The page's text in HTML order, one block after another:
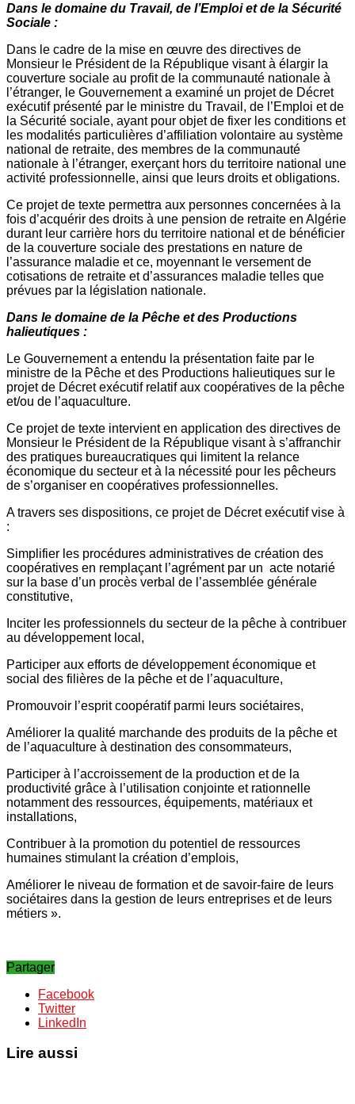
Dans le domaine du Travail, de l’Emploi et de la Sécurité
Sociale :
Dans le cadre de la mise en œuvre des directives de
Monsieur le Président de la République visant à élargir la
couverture sociale au profit de la communauté nationale à
l’étranger, le Gouvernement a examiné un projet de Décret
exécutif présenté par le ministre du Travail, de l’Emploi et de
la Sécurité sociale, ayant pour objet de fixer les conditions et
les modalités particulières d’affiliation volontaire au système
national de retraite, des membres de la communauté
nationale à l’étranger, exerçant hors du territoire national une
activité professionnelle, ainsi que leurs droits et obligations.
Ce projet de texte permettra aux personnes concernées à la
fois d’acquérir des droits à une pension de retraite en Algérie
durant leur carrière hors du territoire national et de bénéficier
de la couverture sociale des prestations en nature de
l’assurance maladie et ce, moyennant le versement de
cotisations de retraite et d’assurances maladie telles que
prévues par la législation nationale.
Dans le domaine de la Pêche et des Productions
halieutiques :
Le Gouvernement a entendu la présentation faite par le
ministre de la Pêche et des Productions halieutiques sur le
projet de Décret exécutif relatif aux coopératives de la pêche
et/ou de l’aquaculture.
Ce projet de texte intervient en application des directives de
Monsieur le Président de la République visant à s’affranchir
des pratiques bureaucratiques qui limitent la relance
économique du secteur et à la nécessité pour les pêcheurs
de s’organiser en coopératives professionnelles.
A travers ses dispositions, ce projet de Décret exécutif vise à
:
Simplifier les procédures administratives de création des
coopératives en remplaçant l’agrément par un acte notarié
sur la base d’un procès verbal de l’assemblée générale
constitutive,
Inciter les professionnels du secteur de la pêche à contribuer
au développement local,
Participer aux efforts de développement économique et
social des filières de la pêche et de l’aquaculture,
Promouvoir l’esprit coopératif parmi leurs sociétaires,
Améliorer la qualité marchande des produits de la pêche et
de l’aquaculture à destination des consommateurs,
Participer à l’accroissement de la production et de la
productivité grâce à l’utilisation conjointe et rationnelle
notamment des ressources, équipements, matériaux et
installations,
Contribuer à la promotion du potentiel de ressources
humaines stimulant la création d’emplois,
Améliorer le niveau de formation et de savoir-faire de leurs
sociétaires dans la gestion de leurs entreprises et de leurs
métiers ».
Partager
Facebook
Twitter
LinkedIn
Lire aussi